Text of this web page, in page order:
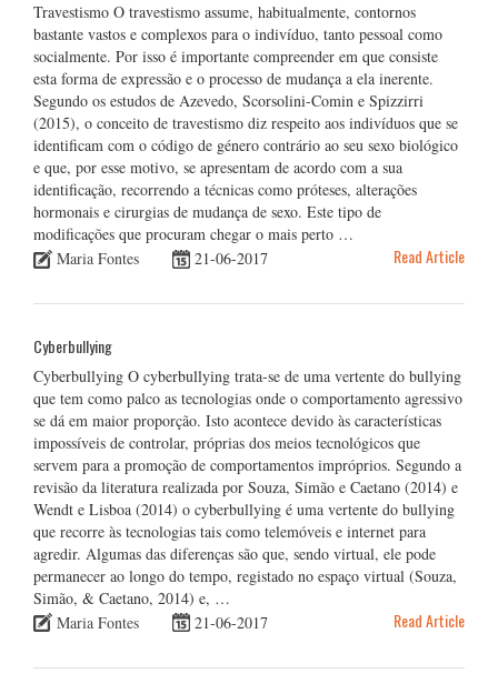
Travestismo O travestismo assume, habitualmente, contornos
bastante vastos e complexos para o indivíduo, tanto pessoal como
socialmente. Por isso é importante compreender em que consiste
esta forma de expressão e o processo de mudança a ela inerente.
Segundo os estudos de Azevedo, Scorsolini-Comin e Spizzirri
(2015), o conceito de travestismo diz respeito aos indivíduos que se
identificam com o código de género contrário ao seu sexo biológico
e que, por esse motivo, se apresentam de acordo com a sua
identificação, recorrendo a técnicas como próteses, alterações
hormonais e cirurgias de mudança de sexo. Este tipo de
modificações que procuram chegar o mais perto …
Maria Fontes
21-06-2017 Read Article
Cyberbullying
Cyberbullying O cyberbullying trata-se de uma vertente do bullying
que tem como palco as tecnologias onde o comportamento agressivo
se dá em maior proporção. Isto acontece devido às características
impossíveis de controlar, próprias dos meios tecnológicos que
servem para a promoção de comportamentos impróprios. Segundo a
revisão da literatura realizada por Souza, Simão e Caetano (2014) e
Wendt e Lisboa (2014) o cyberbullying é uma vertente do bullying
que recorre às tecnologias tais como telemóveis e internet para
agredir. Algumas das diferenças são que, sendo virtual, ele pode
permanecer ao longo do tempo, registado no espaço virtual (Souza,
Simão, & Caetano, 2014) e, …
Maria Fontes
21-06-2017 Read Article